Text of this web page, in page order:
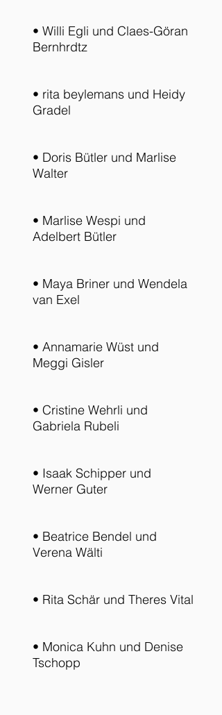
• Willi Egli und Claes-Göran
Bernhrdtz
• rita beylemans und Heidy
Gradel
• Doris Bütler und Marlise
Walter
• Marlise Wespi und
Adelbert Bütler
• Maya Briner und Wendela
van Exel
• Annamarie Wüst und
Meggi Gisler
• Cristine Wehrli und
Gabriela Rubeli
• Isaak Schipper und
Werner Guter
• Beatrice Bendel und
Verena Wälti
• Rita Schär und Theres Vital
• Monica Kuhn und Denise
Tschopp